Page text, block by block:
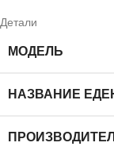
Детали
МОДЕЛЬ
НАЗВАНИЕ